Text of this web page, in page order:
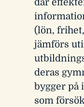
där
(lön,
jämförs
deras
bygger
som